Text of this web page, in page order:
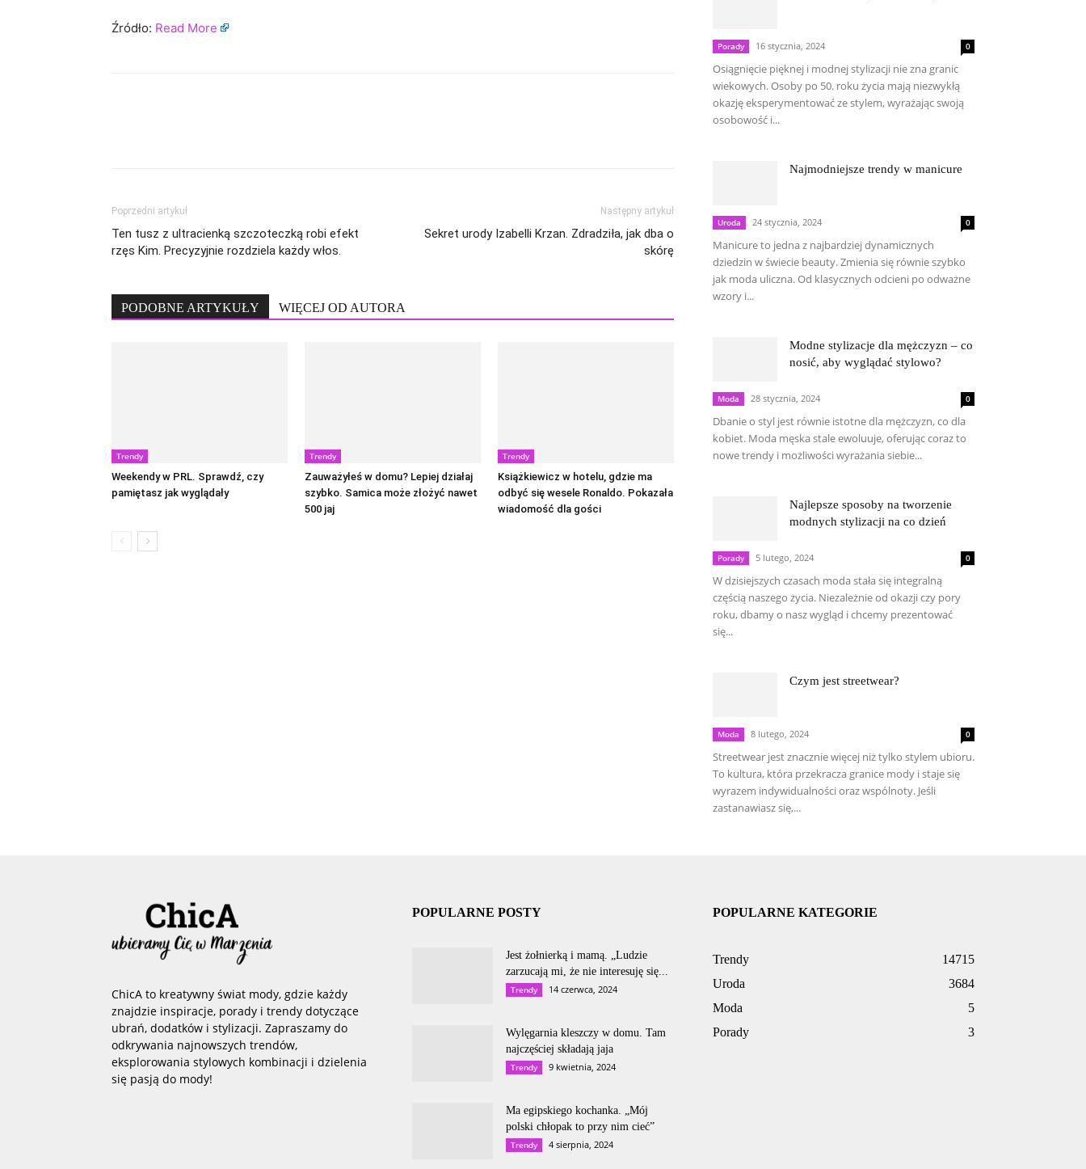
Źródło: Read More
Poprzedni artykuł
Ten tusz z ultracienką szczoteczką robi efekt
rzęs Kim. Precyzyjnie rozdziela każdy włos.
Następny artykuł
Sekret urody Izabelli Krzan. Zdradziła, jak dba o
skórę
PODOBNE ARTYKUŁY WIĘCEJ OD AUTORA
Trendy
Weekendy w PRL. Sprawdź, czy
pamiętasz jak wyglądały
Trendy
Zauważyłeś w domu? Lepiej działaj
szybko. Samica może złożyć nawet
500 jaj
Trendy
Książkiewicz w hotelu, gdzie ma
odbyć się wesele Ronaldo. Pokazała
wiadomość dla gości
Porady 16 stycznia, 2024 0
Osiągnięcie pięknej i modnej stylizacji nie zna granic
wiekowych. Osoby po 50. roku życia mają niezwykłą
okazję eksperymentować ze stylem, wyrażając swoją
osobowość i...
Najmodniejsze trendy w manicure
Uroda 24 stycznia, 2024 0
Manicure to jedna z najbardziej dynamicznych
dziedzin w świecie beauty. Zmienia się równie szybko
jak moda uliczna. Od klasycznych odcieni po odważne
wzory i...
Modne stylizacje dla mężczyzn – co
nosić, aby wyglądać stylowo?
Moda 28 stycznia, 2024 0
Dbanie o styl jest równie istotne dla mężczyzn, co dla
kobiet. Moda męska stale ewoluuje, oferując coraz to
nowe trendy i możliwości wyrażania siebie...
Najlepsze sposoby na tworzenie
modnych stylizacji na co dzień
Porady 5 lutego, 2024 0
W dzisiejszych czasach moda stała się integralną
częścią naszego życia. Niezależnie od okazji czy pory
roku, dbamy o nasz wygląd i chcemy prezentować
się...
Czym jest streetwear?
Moda 8 lutego, 2024 0
Streetwear jest znacznie więcej niż tylko stylem ubioru.
To kultura, która przekracza granice mody i staje się
wyrazem indywidualności oraz wspólnoty. Jeśli
zastanawiasz się,...
ChicA to kreatywny świat mody, gdzie każdy
znajdzie inspiracje, porady i trendy dotyczące
ubrań, dodatków i stylizacji. Zapraszamy do
odkrywania najnowszych trendów,
eksplorowania stylowych kombinacji i dzielenia
się pasją do mody!
POPULARNE POSTY
Jest żołnierką i mamą. „Ludzie
zarzucają mi, że nie interesuję się...
Trendy 14 czerwca, 2024
Wylęgarnia kleszczy w domu. Tam
najczęściej składają jaja
Trendy 9 kwietnia, 2024
Ma egipskiego kochanka. „Mój
polski chłopak to przy nim cieć”
Trendy 4 sierpnia, 2024
POPULARNE KATEGORIE
Trendy
14715
Uroda
3684
Moda
5
Porady
3